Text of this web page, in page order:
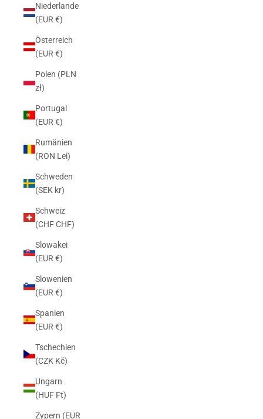
Niederlande
(EUR €)
Österreich
(EUR €)
Polen (PLN
zł)
Portugal
(EUR €)
Rumänien
(RON Lei)
Schweden
(SEK kr)
Schweiz
(CHF CHF)
Slowakei
(EUR €)
Slowenien
(EUR €)
Spanien
(EUR €)
Tschechien
(CZK Kč)
Ungarn
(HUF Ft)
Zypern (EUR